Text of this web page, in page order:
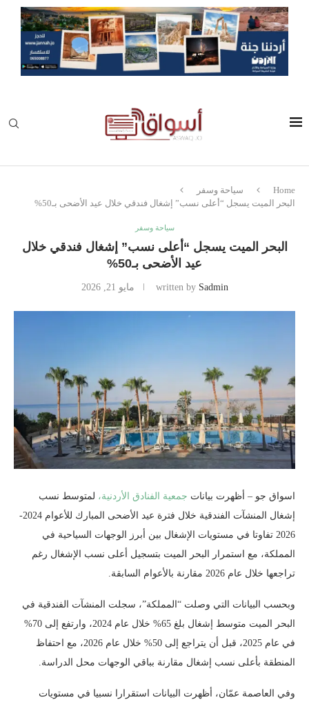
Home
سياحة وسفر
البحر الميت يسجل “أعلى نسب” إشغال فندقي خلال عيد الأضحى بـ50%
سياحة وسفر
البحر الميت يسجل “أعلى نسب” إشغال فندقي خلال
عيد الأضحى بـ50%
written by Sadmin مايو 21, 2026
اسواق جو – أظهرت بيانات جمعية الفنادق الأردنية، لمتوسط نسب
إشغال المنشآت الفندقية خلال فترة عيد الأضحى المبارك للأعوام 2024-
2026 تفاوتا في مستويات الإشغال بين أبرز الوجهات السياحية في
المملكة، مع استمرار البحر الميت بتسجيل أعلى نسب الإشغال رغم
تراجعها خلال عام 2026 مقارنة بالأعوام السابقة.
وبحسب البيانات التي وصلت “المملكة”، سجلت المنشآت الفندقية في
البحر الميت متوسط إشغال بلغ 65% خلال عام 2024، وارتفع إلى 70%
في عام 2025، قبل أن يتراجع إلى 50% خلال عام 2026، مع احتفاظ
المنطقة بأعلى نسب إشغال مقارنة بباقي الوجهات محل الدراسة.
وفي العاصمة عمّان، أظهرت البيانات استقرارا نسبيا في مستويات